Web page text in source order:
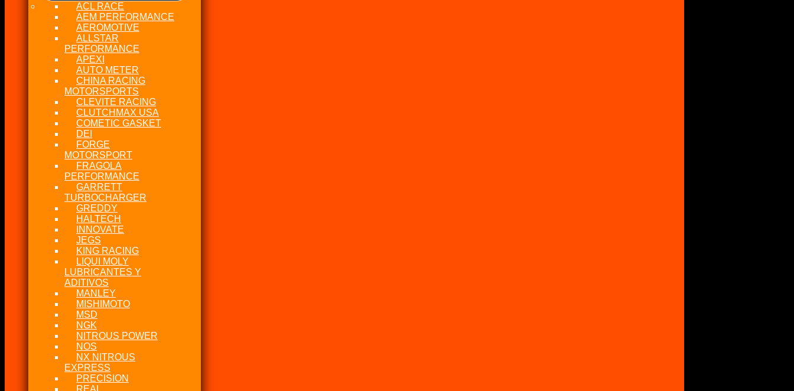
ACL RACE
AEM PERFORMANCE
AEROMOTIVE
ALLSTAR
PERFORMANCE
APEXI
AUTO METER
CHINA RACING
MOTORSPORTS
CLEVITE RACING
CLUTCHMAX USA
COMETIC GASKET
DEI
FORGE
MOTORSPORT
FRAGOLA
PERFORMANCE
GARRETT
TURBOCHARGER
GREDDY
HALTECH
INNOVATE
JEGS
KING RACING
LIQUI MOLY
LUBRICANTES Y
ADITIVOS
MANLEY
MISHIMOTO
MSD
NGK
NITROUS POWER
NOS
NX NITROUS
EXPRESS
PRECISION
REAL